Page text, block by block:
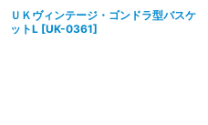
ＵＫヴィンテージ・ゴンドラ型バスケ
ットL [UK-0361]